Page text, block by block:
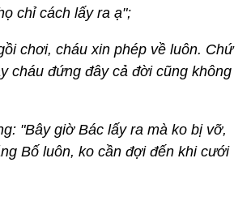
chỉ cách lấy ra ạ";
chơi, cháu xin phép về luôn. Chứ
cháu đứng đây cả đời cũng không
"Bây giờ Bác lấy ra mà ko bị vỡ,
Bố luôn, ko cần đợi đến khi cưới